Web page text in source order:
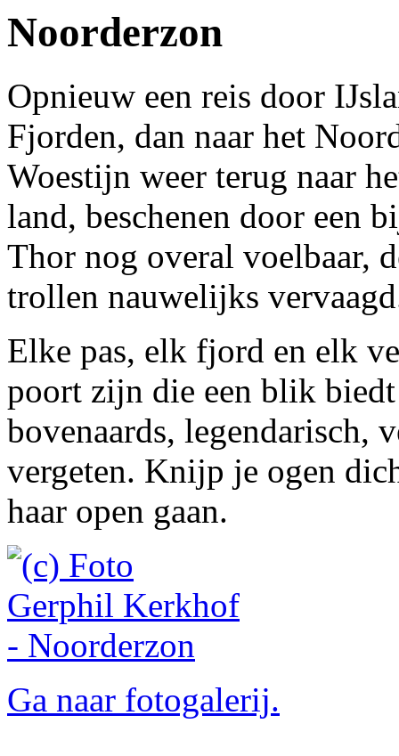
Noorderzon
Opnieuw een reis door
Fjorden, dan naar het
Woestijn weer terug naar
land, beschenen door een
Thor nog overal voelbaar,
trollen nauwelijks
Elke pas, elk fjord en elk
poort zijn die een blik
bovenaards, legendarisch,
vergeten. Knijp je ogen
haar open gaan.
Ga naar fotogalerij.